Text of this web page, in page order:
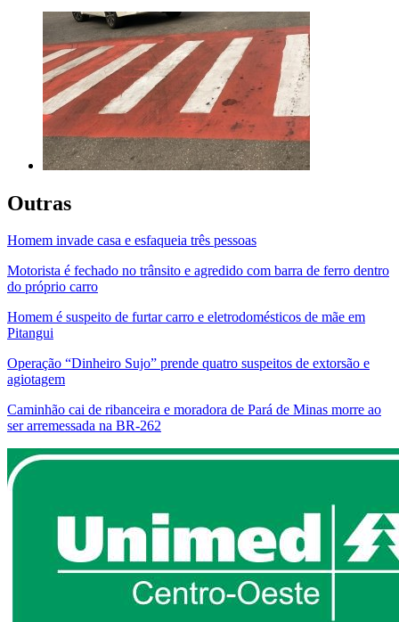
Outras
Homem invade casa e esfaqueia três pessoas
Motorista é fechado no trânsito e agredido com barra de ferro dentro
do próprio carro
Homem é suspeito de furtar carro e eletrodomésticos de mãe em
Pitangui
Operação “Dinheiro Sujo” prende quatro suspeitos de extorsão e
agiotagem
Caminhão cai de ribanceira e moradora de Pará de Minas morre ao
ser arremessada na BR-262